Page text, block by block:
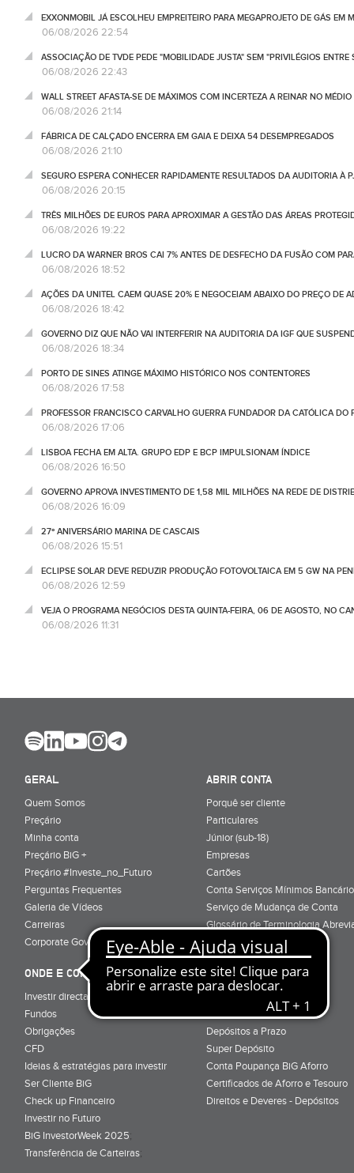
EXXONMOBIL JÁ ESCOLHEU EMPREITEIRO PARA MEGAPROJETO DE GÁS EM
06/08/2026 22:54
ASSOCIAÇÃO DE TVDE PEDE "MOBILIDADE JUSTA" SEM "PRIVILÉGIOS ENTRE
06/08/2026 22:43
WALL STREET AFASTA-SE DE MÁXIMOS COM INCERTEZA A REINAR NO
06/08/2026 21:14
FÁBRICA DE CALÇADO ENCERRA EM GAIA E DEIXA 54 DESEMPREGADOS
06/08/2026 21:10
SEGURO ESPERA CONHECER RAPIDAMENTE RESULTADOS DA AUDITORIA À
06/08/2026 20:15
TRÊS MILHÕES DE EUROS PARA APROXIMAR A GESTÃO DAS ÁREAS
06/08/2026 19:22
LUCRO DA WARNER BROS CAI 7% ANTES DE DESFECHO DA FUSÃO COM
06/08/2026 18:52
AÇÕES DA UNITEL CAEM QUASE 20% E NEGOCEIAM ABAIXO DO PREÇO DE
06/08/2026 18:42
GOVERNO DIZ QUE NÃO VAI INTERFERIR NA AUDITORIA DA IGF QUE
06/08/2026 18:34
PORTO DE SINES ATINGE MÁXIMO HISTÓRICO NOS CONTENTORES
06/08/2026 17:58
PROFESSOR FRANCISCO CARVALHO GUERRA FUNDADOR DA CATÓLICA DO
06/08/2026 17:06
LISBOA FECHA EM ALTA. GRUPO EDP E BCP IMPULSIONAM ÍNDICE
06/08/2026 16:50
GOVERNO APROVA INVESTIMENTO DE 1,58 MIL MILHÕES NA REDE DE
06/08/2026 16:09
27º ANIVERSÁRIO MARINA DE CASCAIS
06/08/2026 15:51
ECLIPSE SOLAR DEVE REDUZIR PRODUÇÃO FOTOVOLTAICA EM 5 GW NA
06/08/2026 12:59
VEJA O PROGRAMA NEGÓCIOS DESTA QUINTA-FEIRA, 06 DE AGOSTO, NO
06/08/2026 11:31
GERAL
Quem Somos
Preçário
Minha conta
Preçário BiG +
Preçário #Investe_no_Futuro
Perguntas Frequentes
Galeria de Vídeos
Carreiras
Corporate Governance
ABRIR CONTA
Porquê ser cliente
Particulares
Júnior (sub-18)
Empresas
Cartões
Conta Serviços Mínimos
Serviço de Mudança de Conta
Glossário de Terminologia
Informação Pré-Contratual
ONDE E COMO INVESTIR
Investir directamente em bolsa
Fundos
Obrigações
CFD
Ideias & estratégias para investir
Ser Cliente BiG
Check up Financeiro
Investir no Futuro
BiG InvestorWeek 2025;
Transferência de Carteiras;
ONDE E COMO POUPAR
Renda Mensal
Depósitos a Prazo
Super Depósito
Conta Poupança BiG Aforro
Certificados de Aforro e Tesouro
Direitos e Deveres - Depósitos